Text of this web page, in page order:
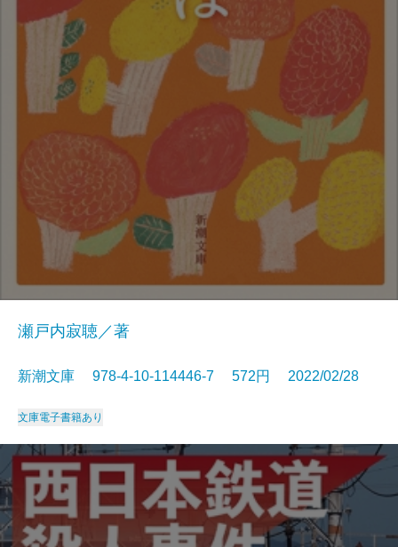
瀬戸内寂聴／著
新潮文庫 978-4-10-114446-7 572円 2022/02/28
文庫電子書籍あり